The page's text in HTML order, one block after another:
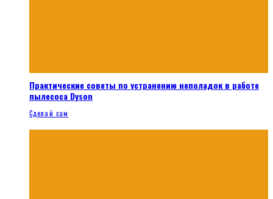
Практические советы по устранению неполадок в работе
пылесоса Dyson
Сделай сам